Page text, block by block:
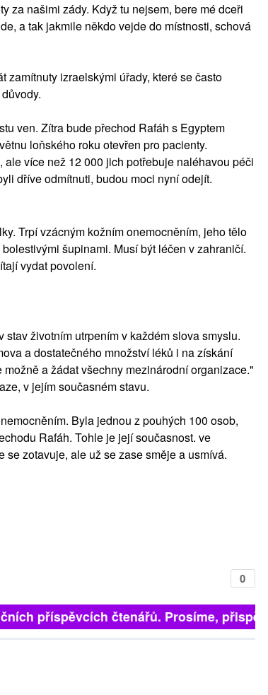
za našimi zády. Když tu nejsem, bere mé dceři
a tak jakmile někdo vejde do místnosti, schová
zamítnuty izraelskými úřady, které se často
ven. Zítra bude přechod Rafáh s Egyptem
loňského roku otevřen pro pacienty.
více než 12 000 jich potřebuje naléhavou péči
dříve odmítnuti, budou moci nyní odejít.
Trpí vzácným kožním onemocněním, jeho tělo
šupinami. Musí být léčen v zahraničí.
vydat povolení.
životním utrpením v každém slova smyslu.
a dostatečného množství léků i na získání
a žádat všechny mezinárodní organizace."
v jejím současném stavu.
Byla jednou z pouhých 100 osob,
Rafáh. Tohle je její současnost. ve
zotavuje, ale už se zase směje a usmívá.
0
příspěvcích čtenářů. Prosíme, přispějte. ➥